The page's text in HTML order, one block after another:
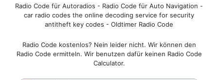
Radio Code für Autoradios - Radio Code für Auto Navigation -
car radio codes the online decoding service for security
antitheft key codes - Oldtimer Radio Code
Radio Code kostenlos? Nein leider nicht. Wir können den
Radio Code ermitteln. Wir benutzen dafür keinen Radio Code
Calculator.